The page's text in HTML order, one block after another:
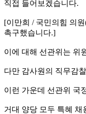
직접 들어보겠습니다.
[이만희 / 국민의힘 의
촉구했습니다.]
이에 대해 선관위는 위
다만 감사원의 직무감
이런 가운데 선관위 국
거대 양당 모두 특혜